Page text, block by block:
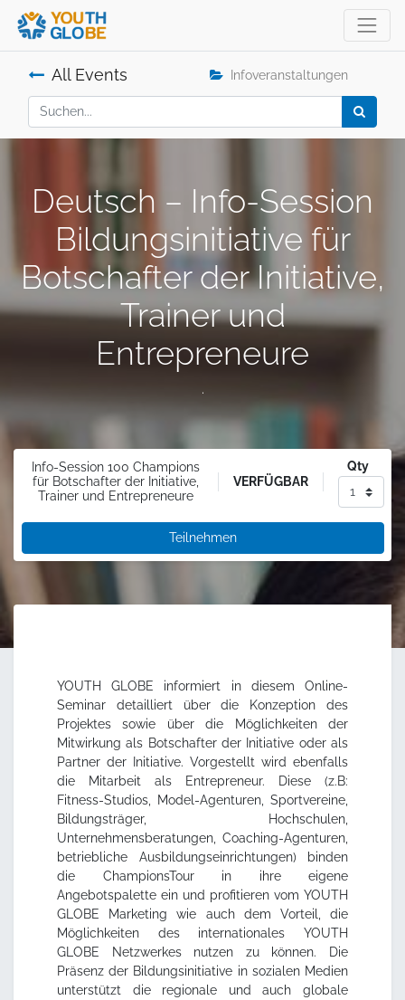
All Events Infoveranstaltungen
Deutsch – Info-Session
Bildungsinitiative für
Botschafter der Initiative,
Trainer und
Entrepreneure
.
Info-Session 100 Champions
für Botschafter der Initiative,
Trainer und Entrepreneure
VERFÜGBAR
Qty
Teilnehmen
YOUTH GLOBE informiert in diesem Online-
Seminar detailliert über die Konzeption des
Projektes sowie über die Möglichkeiten der
Mitwirkung als Botschafter der Initiative oder als
Partner der Initiative. Vorgestellt wird ebenfalls
die Mitarbeit als Entrepreneur. Diese (z.B:
Fitness-Studios, Model-Agenturen, Sportvereine,
Bildungsträger, Hochschulen,
Unternehmensberatungen, Coaching-Agenturen,
betriebliche Ausbildungseinrichtungen) binden
die ChampionsTour in ihre eigene
Angebotspalette ein und profitieren vom YOUTH
GLOBE Marketing wie auch dem Vorteil, die
Möglichkeiten des internationales YOUTH
GLOBE Netzwerkes nutzen zu können. Die
Präsenz der Bildungsinitiative in sozialen Medien
unterstützt die regionale und auch globale